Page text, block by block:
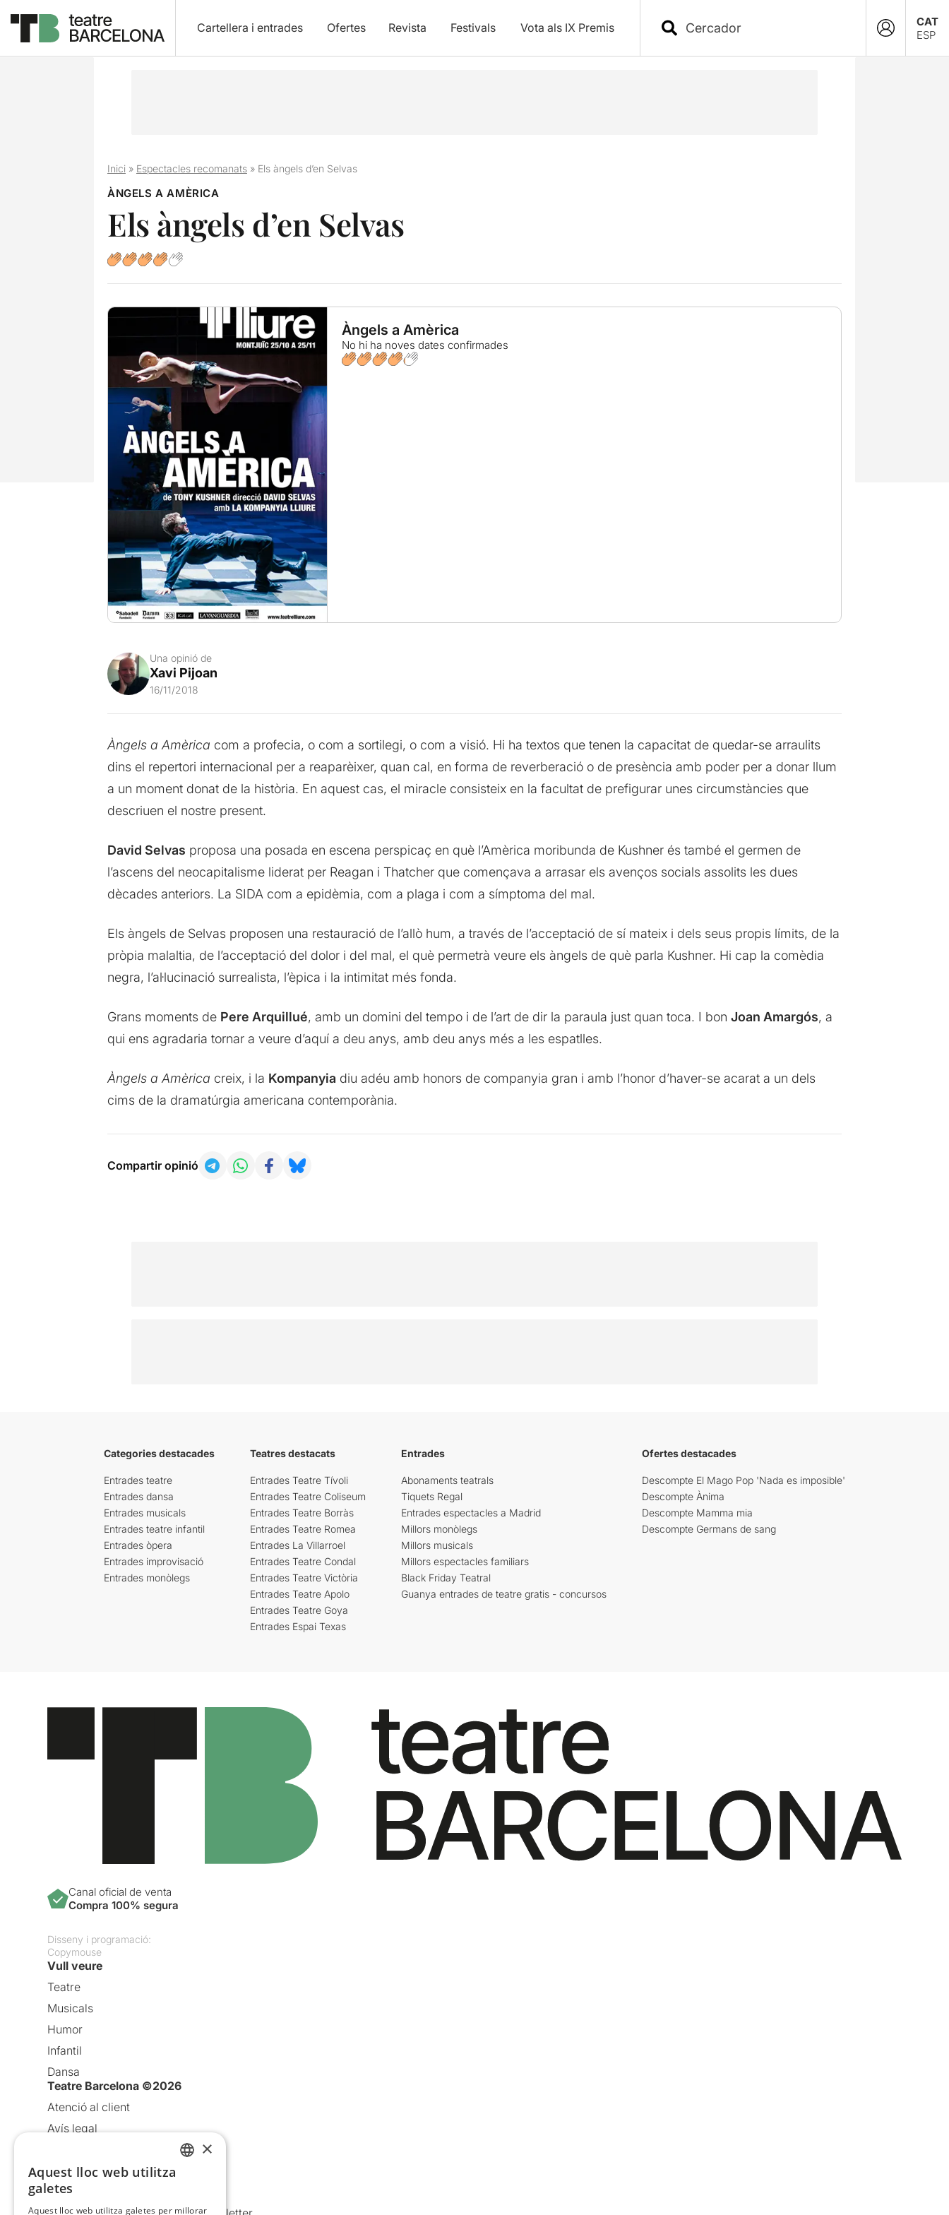
Cartellera i entrades Ofertes Revista Festivals Vota als IX Premis
CAT
ESP
Inici» Espectacles recomanats» Els àngels d’en Selvas
ÀNGELS A AMÈRICA
Els àngels d’en Selvas
Àngels a Amèrica
No hi ha noves dates confirmades
Una opinió de
Xavi Pijoan
16/11/2018
Àngels a Amèrica com a profecia, o com a sortilegi, o com a visió. Hi ha textos que tenen la capacitat de quedar-se arraulits
dins el repertori internacional per a reaparèixer, quan cal, en forma de reverberació o de presència amb poder per a donar llum
a un moment donat de la història. En aquest cas, el miracle consisteix en la facultat de prefigurar unes circumstàncies que
descriuen el nostre present.
David Selvas proposa una posada en escena perspicaç en què l’Amèrica moribunda de Kushner és també el germen de
l’ascens del neocapitalisme liderat per Reagan i Thatcher que començava a arrasar els avenços socials assolits les dues
dècades anteriors. La SIDA com a epidèmia, com a plaga i com a símptoma del mal.
Els àngels de Selvas proposen una restauració de l’allò hum, a través de l’acceptació de sí mateix i dels seus propis límits, de la
pròpia malaltia, de l’acceptació del dolor i del mal, el què permetrà veure els àngels de què parla Kushner. Hi cap la comèdia
negra, l’al·lucinació surrealista, l’èpica i la intimitat més fonda.
Grans moments de Pere Arquillué, amb un domini del tempo i de l’art de dir la paraula just quan toca. I bon Joan Amargós, a
qui ens agradaria tornar a veure d’aquí a deu anys, amb deu anys més a les espatlles.
Àngels a Amèrica creix, i la Kompanyia diu adéu amb honors de companyia gran i amb l’honor d’haver-se acarat a un dels
cims de la dramatúrgia americana contemporània.
Compartir opinió
Categories destacades
Entrades teatre
Entrades dansa
Entrades musicals
Entrades teatre infantil
Entrades òpera
Entrades improvisació
Entrades monòlegs
Teatres destacats
Entrades Teatre Tívoli
Entrades Teatre Coliseum
Entrades Teatre Borràs
Entrades Teatre Romea
Entrades La Villarroel
Entrades Teatre Condal
Entrades Teatre Victòria
Entrades Teatre Apolo
Entrades Teatre Goya
Entrades Espai Texas
Entrades
Abonaments teatrals
Tiquets Regal
Entrades espectacles a Madrid
Millors monòlegs
Millors musicals
Millors espectacles familiars
Black Friday Teatral
Guanya entrades de teatre gratis - concursos
Ofertes destacades
Descompte El Mago Pop 'Nada es imposible'
Descompte Ànima
Descompte Mamma mia
Descompte Germans de sang
Canal oficial de venta
Compra 100% segura
Disseny i programació:
Copymouse
Vull veure
Teatre
Musicals
Humor
Infantil
Dansa
Teatre Barcelona ©2026
Atenció al client
Avís legal
Política de cookies
Condicions d’ús
×
Aquest lloc web utilitza
galetes
Aquest lloc web utilitza galetes per millorar